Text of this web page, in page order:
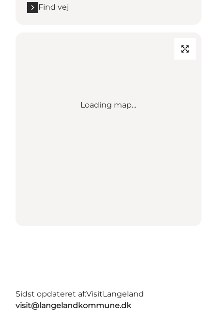
Find vej
Loading map...
Sidst opdateret af:VisitLangeland
visit@langelandkommune.dk